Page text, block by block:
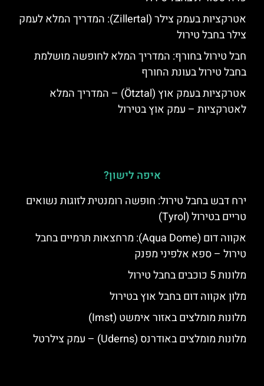
אטרקציות בעמק צילר (Zillertal): המדריך המלא לעמק
צילר בחבל טירול
חבל טירול בחורף: המדריך המלא לחופשה מושלמת
בחבל טירול בעונת החורף
אטרקציות בעמק אוץ (Ötztal) – המדריך המלא
לאטרקציות – עמק אוץ בטירול
איפה לישון?
ירח דבש בחבל טירול: חופשה רומנטית לזוגות נשואים
טריים בטירול (Tyrol)
אקווה דום (Aqua Dome): מרחצאות תרמיים בחבל
טירול – ספא אלפיני מפנק
מלונות 5 כוכבים בחבל טירול
מלון אקווה דום בחבל אוץ בטירול
מלונות מומלצים באזור אימשט (Imst)
מלונות מומלצים באודרנס (Uderns) – עמק צילרטל